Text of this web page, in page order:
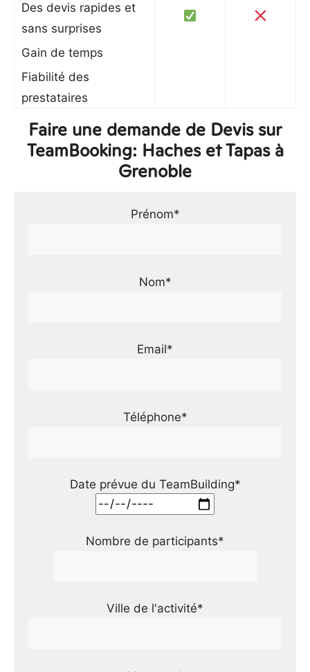
Des devis rapides et
sans surprises
Gain de temps
Fiabilité des
prestataires
Faire une demande de Devis sur
TeamBooking: Haches et Tapas à
Grenoble
Prénom*
Nom*
Email*
Téléphone*
Date prévue du TeamBuilding*
Nombre de participants*
Ville de l'activité*